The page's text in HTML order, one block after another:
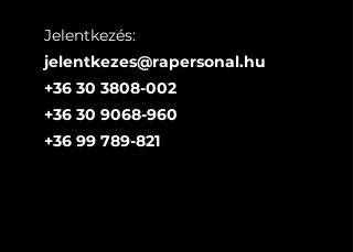
Jelentkezés:
jelentkezes@rapersonal.hu
+36 30 3808-002
+36 30 9068-960
+36 99 789-821